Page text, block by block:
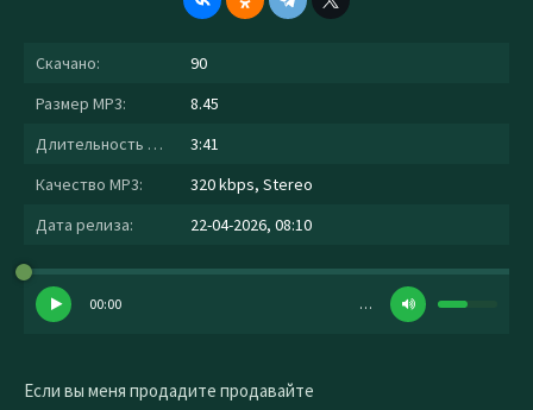
Скачано:
90
Размер MP3:
8.45
Длительность MP3:
3:41
Качество MP3:
320 kbps, Stereo
Дата релиза:
22-04-2026, 08:10
00:00 …
Если вы меня продадите продавайте